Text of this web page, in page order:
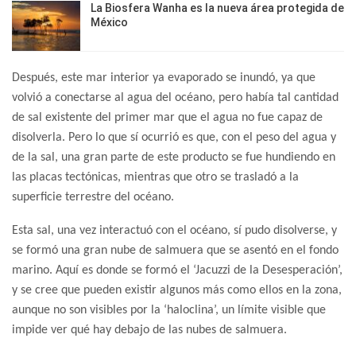
La Biosfera Wanha es la nueva área protegida de
México
Después, este mar interior ya evaporado se inundó, ya que
volvió a conectarse al agua del océano, pero había tal cantidad
de sal existente del primer mar que el agua no fue capaz de
disolverla. Pero lo que sí ocurrió es que, con el peso del agua y
de la sal, una gran parte de este producto se fue hundiendo en
las placas tectónicas, mientras que otro se trasladó a la
superficie terrestre del océano.
Esta sal, una vez interactuó con el océano, sí pudo disolverse, y
se formó una gran nube de salmuera que se asentó en el fondo
marino. Aquí es donde se formó el ‘Jacuzzi de la Desesperación’,
y se cree que pueden existir algunos más como ellos en la zona,
aunque no son visibles por la ‘haloclina’, un límite visible que
impide ver qué hay debajo de las nubes de salmuera.